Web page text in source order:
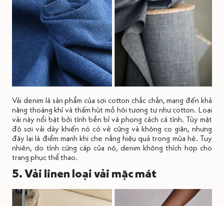
Vải denim là sản phẩm của sợi cotton chắc chắn, mang đến khả
năng thoáng khí và thấm hút mồ hôi tương tự như cotton. Loại
vải này nổi bật bởi tính bền bỉ và phong cách cá tính. Tùy mật
độ sợi vải dày khiến nó có vẻ cứng và không co giãn, nhưng
đây lại là điểm mạnh khi che nắng hiệu quả trong mùa hè. Tuy
nhiên, do tính cứng cáp của nó, denim không thích hợp cho
trang phục thể thao.
5. Vải linen loại vải mặc mát